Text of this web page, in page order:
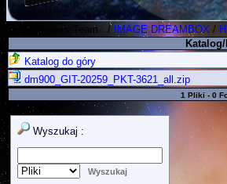
Polish Koders Team /IMAGE DREAMBOX/
Katalog do góry
dm900_GIT-20259_PKT-3621_all.zip
1 Pliki - 0
Wyszukaj :